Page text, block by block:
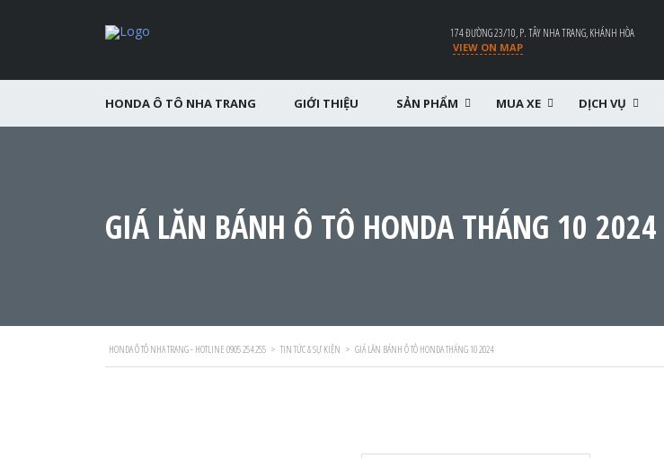
174 ĐƯỜNG 23/10, P. TÂY NHA TRANG, KHÁNH HÒA
VIEW ON MAP
HONDA Ô TÔ NHA TRANG GIỚI THIỆU SẢN PHẨM MUA XE DỊCH VỤ
GIÁ LĂN BÁNH Ô TÔ HONDA THÁNG 10 2024
HONDA Ô TÔ NHA TRANG - HOTLINE 0905 254 255 > TIN TỨC & SỰ KIỆN > GIÁ LĂN BÁNH Ô TÔ HONDA THÁNG 10 2024